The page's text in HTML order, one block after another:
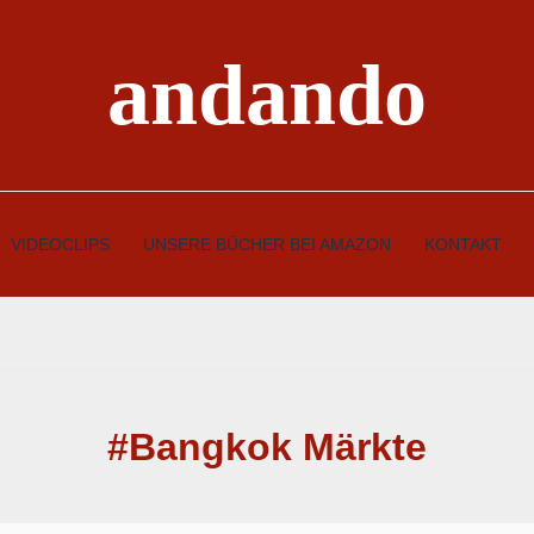
andando
VIDEOCLIPS UNSERE BÜCHER BEI AMAZON KONTAKT
#Bangkok Märkte